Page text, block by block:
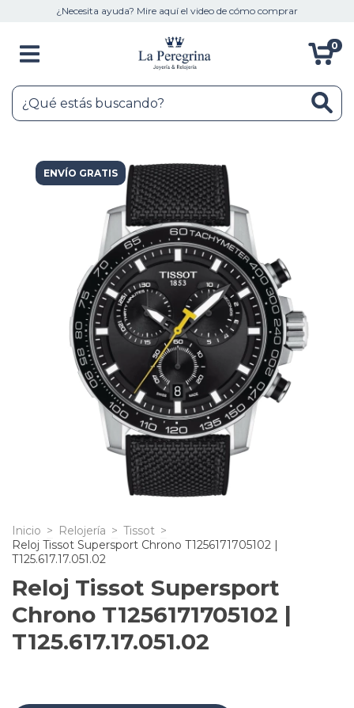
¿Necesita ayuda? Mire aquí el video de cómo comprar
0
ENVÍO GRATIS
Inicio > Relojería > Tissot >
Reloj Tissot Supersport Chrono T1256171705102 |
T125.617.17.051.02
Reloj Tissot Supersport
Chrono T1256171705102 |
T125.617.17.051.02